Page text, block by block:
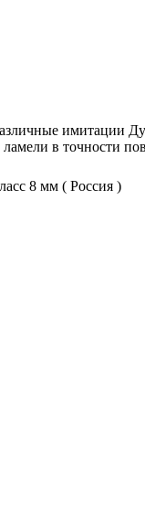
имитации
в точности
8 мм ( Россия )